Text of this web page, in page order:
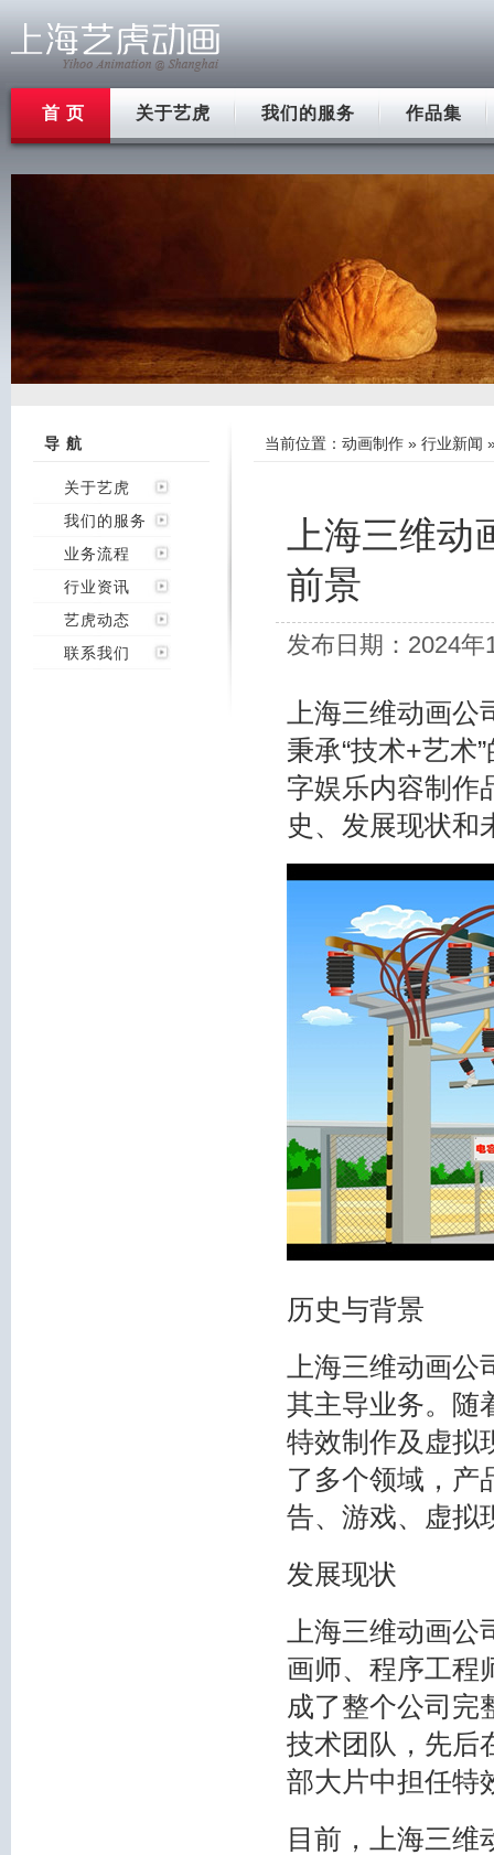
首 页 关于艺虎 我们的服务 作品集
导 航
关于艺虎
我们的服务
业务流程
行业资讯
艺虎动态
联系我们
当前位置： 动画制作 » 行业新闻
上海三维
前景
发布日期：2024
上海三维动画
秉承“技术+艺术
字娱乐内容制作
史、发展现状和
历史与背景
上海三维动画
其主导业务。随
特效制作及虚拟
了多个领域，产
告、游戏、虚拟
发展现状
上海三维动画
画师、程序工程
成了整个公司完
技术团队，先后
部大片中担任特
目前，上海三维